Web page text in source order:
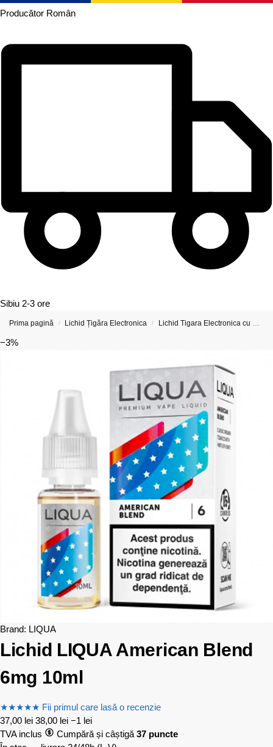
Producător Român
Sibiu 2-3 ore
Prima pagină / Lichid Țigăra Electronica / Lichid Tigara Electronica cu Nicotina
−3%
Brand: LIQUA
Lichid LIQUA American Blend
6mg 10ml
★★★★★ Fii primul care lasă o recenzie
37,00 lei 38,00 lei −1 lei
TVA inclus
Cumpără și câștigă 37 puncte